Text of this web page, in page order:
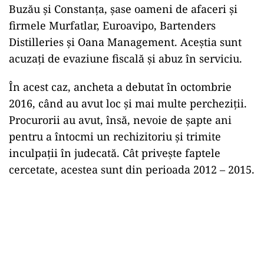
Buzău şi Constanţa, şase oameni de afaceri şi
firmele Murfatlar, Euroavipo, Bartenders
Distilleries şi Oana Management. Aceștia sunt
acuzați de evaziune fiscală şi abuz în serviciu.
În acest caz, ancheta a debutat în octombrie
2016, când au avut loc şi mai multe percheziţii.
Procurorii au avut, însă, nevoie de şapte ani
pentru a întocmi un rechizitoriu şi trimite
inculpaţii în judecată. Cât privește faptele
cercetate, acestea sunt din perioada 2012 – 2015.